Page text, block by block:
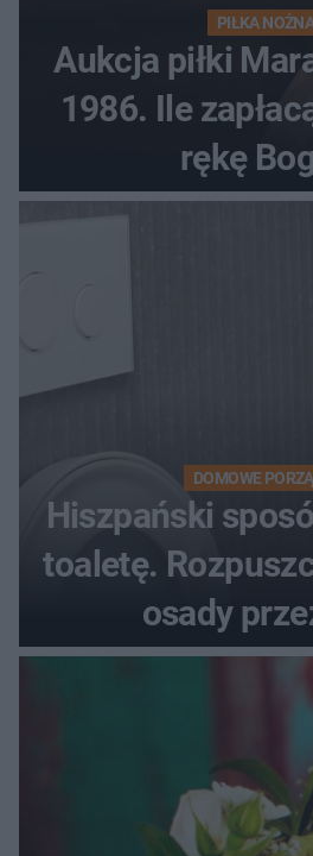
PIŁKA
Aukcja piłki
1986. Ile
rękę
DOMOWE
Hiszpański
toaletę.
osady